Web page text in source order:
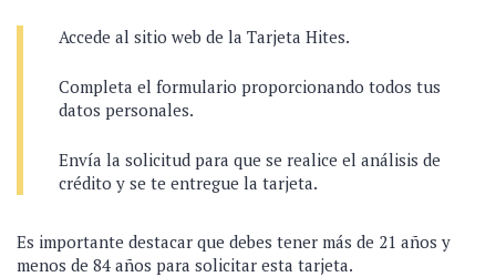
Accede al sitio web de la Tarjeta Hites.
Completa el formulario proporcionando todos tus
datos personales.
Envía la solicitud para que se realice el análisis de
crédito y se te entregue la tarjeta.
Es importante destacar que debes tener más de 21 años y
menos de 84 años para solicitar esta tarjeta.